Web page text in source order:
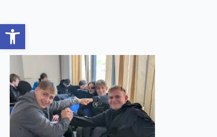
Open toolbar